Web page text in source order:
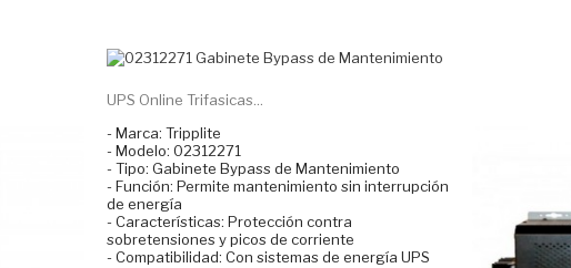
UPS Online Trifasicas...
- Marca: Tripplite
- Modelo: 02312271
- Tipo: Gabinete Bypass de Mantenimiento
- Función: Permite mantenimiento sin interrupción
de energía
- Características: Protección contra
sobretensiones y picos de corriente
- Compatibilidad: Con sistemas de energía UPS